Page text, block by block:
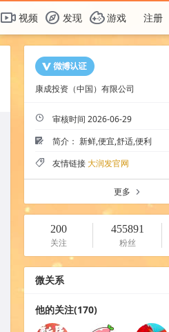
 视频 F 发现 G游戏 注册
康成投资（中国）有限公司
ü 审核时间 2026-06-29
Ü 简介： 新鲜,便宜,舒适,便利
T 友情链接大润发官网
更多 a
200
关注
455891
粉丝
微关系
他的关注(170)